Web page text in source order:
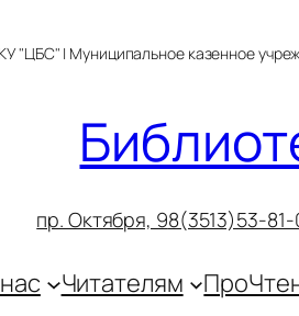
"ЦБС" | Муниципальное казенное
пр. Октября, 98(3513)53-
Читателям